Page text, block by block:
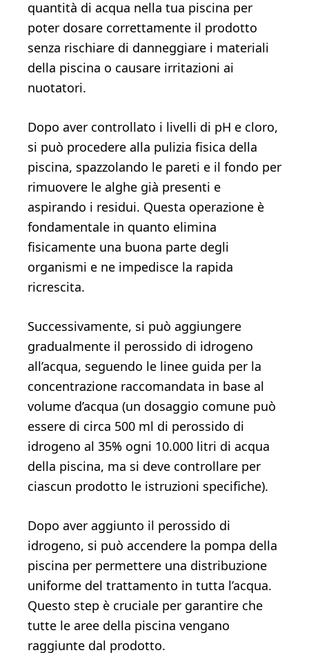
quantità di acqua nella tua piscina per
poter dosare correttamente il prodotto
senza rischiare di danneggiare i materiali
della piscina o causare irritazioni ai
nuotatori.
Dopo aver controllato i livelli di pH e cloro,
si può procedere alla pulizia fisica della
piscina, spazzolando le pareti e il fondo per
rimuovere le alghe già presenti e
aspirando i residui. Questa operazione è
fondamentale in quanto elimina
fisicamente una buona parte degli
organismi e ne impedisce la rapida
ricrescita.
Successivamente, si può aggiungere
gradualmente il perossido di idrogeno
all’acqua, seguendo le linee guida per la
concentrazione raccomandata in base al
volume d’acqua (un dosaggio comune può
essere di circa 500 ml di perossido di
idrogeno al 35% ogni 10.000 litri di acqua
della piscina, ma si deve controllare per
ciascun prodotto le istruzioni specifiche).
Dopo aver aggiunto il perossido di
idrogeno, si può accendere la pompa della
piscina per permettere una distribuzione
uniforme del trattamento in tutta l’acqua.
Questo step è cruciale per garantire che
tutte le aree della piscina vengano
raggiunte dal prodotto.